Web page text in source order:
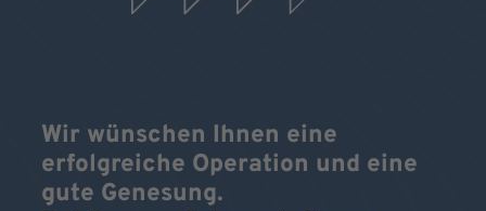
Wir wünschen Ihnen eine
erfolgreiche Operation und eine
gute Genesung.